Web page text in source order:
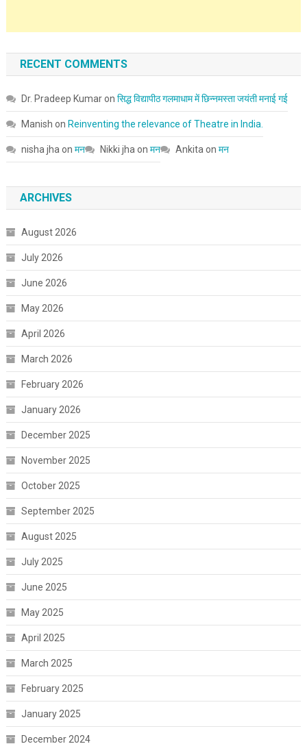
RECENT COMMENTS
Dr. Pradeep Kumaron सिद्ध विद्यापीठ गलमाधाम में छिन्नमस्ता जयंती मनाई गई
Manish on Reinventing the relevance of Theatre in India.
nisha jha on मन Nikki jha on मन Ankita on मन
ARCHIVES
August 2026
July 2026
June 2026
May 2026
April 2026
March 2026
February 2026
January 2026
December 2025
November 2025
October 2025
September 2025
August 2025
July 2025
June 2025
May 2025
April 2025
March 2025
February 2025
January 2025
December 2024